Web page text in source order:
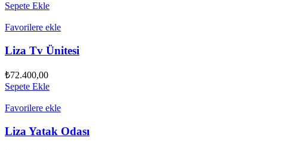
Sepete Ekle
Favorilere ekle
Liza Tv Ünitesi
₺72.400,00
Sepete Ekle
Favorilere ekle
Liza Yatak Odası